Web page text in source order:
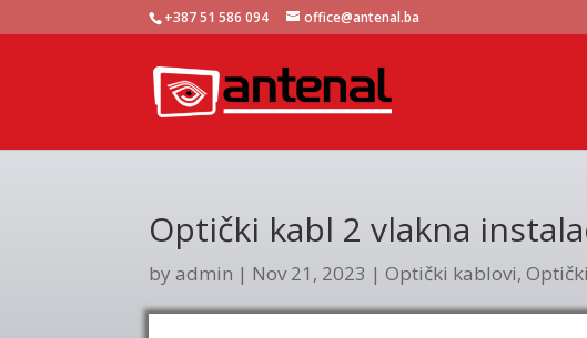
+387 51 586 094 office@antenal.ba
Optički kabl 2 vlakna
byadmin | Nov 21, 2023 |Optički kablovi,